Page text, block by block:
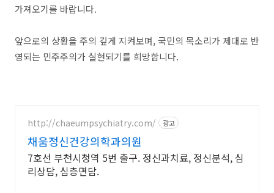
가져오기를 바랍니다.
앞으로의 상황을 주의 깊게 지켜보며, 국민의 목소리가 제대로 반
영되는 민주주의가 실현되기를 희망합니다.
http://chaeumpsychiatry.com/ 광고
채움정신건강의학과의원
7호선 부천시청역 5번 출구. 정신과치료, 정신분석, 심
리상담, 심층면담.